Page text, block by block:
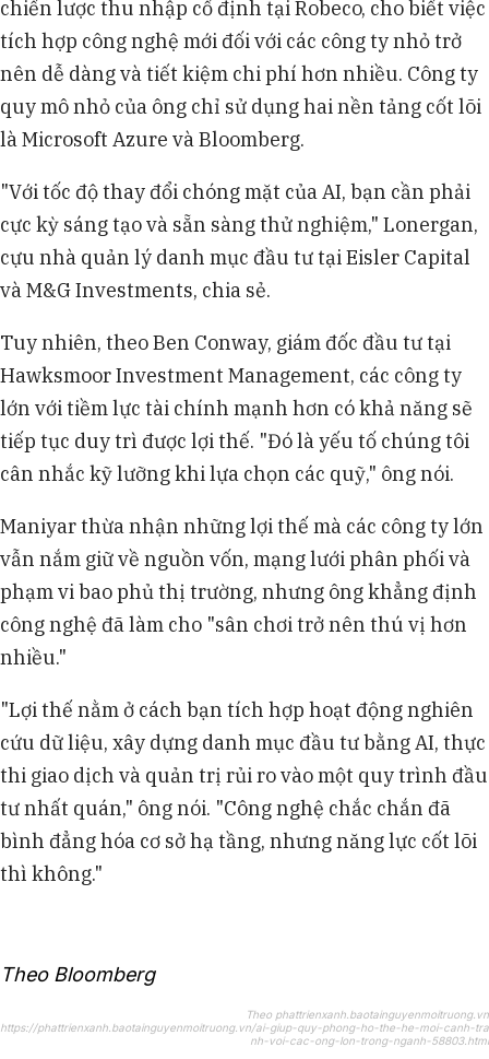
chiến lược thu nhập cố định tại Robeco, cho biết việc
tích hợp công nghệ mới đối với các công ty nhỏ trở
nên dễ dàng và tiết kiệm chi phí hơn nhiều. Công ty
quy mô nhỏ của ông chỉ sử dụng hai nền tảng cốt lõi
là Microsoft Azure và Bloomberg.
"Với tốc độ thay đổi chóng mặt của AI, bạn cần phải
cực kỳ sáng tạo và sẵn sàng thử nghiệm," Lonergan,
cựu nhà quản lý danh mục đầu tư tại Eisler Capital
và M&G Investments, chia sẻ.
Tuy nhiên, theo Ben Conway, giám đốc đầu tư tại
Hawksmoor Investment Management, các công ty
lớn với tiềm lực tài chính mạnh hơn có khả năng sẽ
tiếp tục duy trì được lợi thế. "Đó là yếu tố chúng tôi
cân nhắc kỹ lưỡng khi lựa chọn các quỹ," ông nói.
Maniyar thừa nhận những lợi thế mà các công ty lớn
vẫn nắm giữ về nguồn vốn, mạng lưới phân phối và
phạm vi bao phủ thị trường, nhưng ông khẳng định
công nghệ đã làm cho "sân chơi trở nên thú vị hơn
nhiều."
"Lợi thế nằm ở cách bạn tích hợp hoạt động nghiên
cứu dữ liệu, xây dựng danh mục đầu tư bằng AI, thực
thi giao dịch và quản trị rủi ro vào một quy trình đầu
tư nhất quán," ông nói. "Công nghệ chắc chắn đã
bình đẳng hóa cơ sở hạ tầng, nhưng năng lực cốt lõi
thì không."
Theo Bloomberg
Theo phattrienxanh.baotainguyenmoitruong.vn
https://phattrienxanh.baotainguyenmoitruong.vn/ai-giup-quy-phong-ho-the-he-moi-canh-tra
nh-voi-cac-ong-lon-trong-nganh-58803.html